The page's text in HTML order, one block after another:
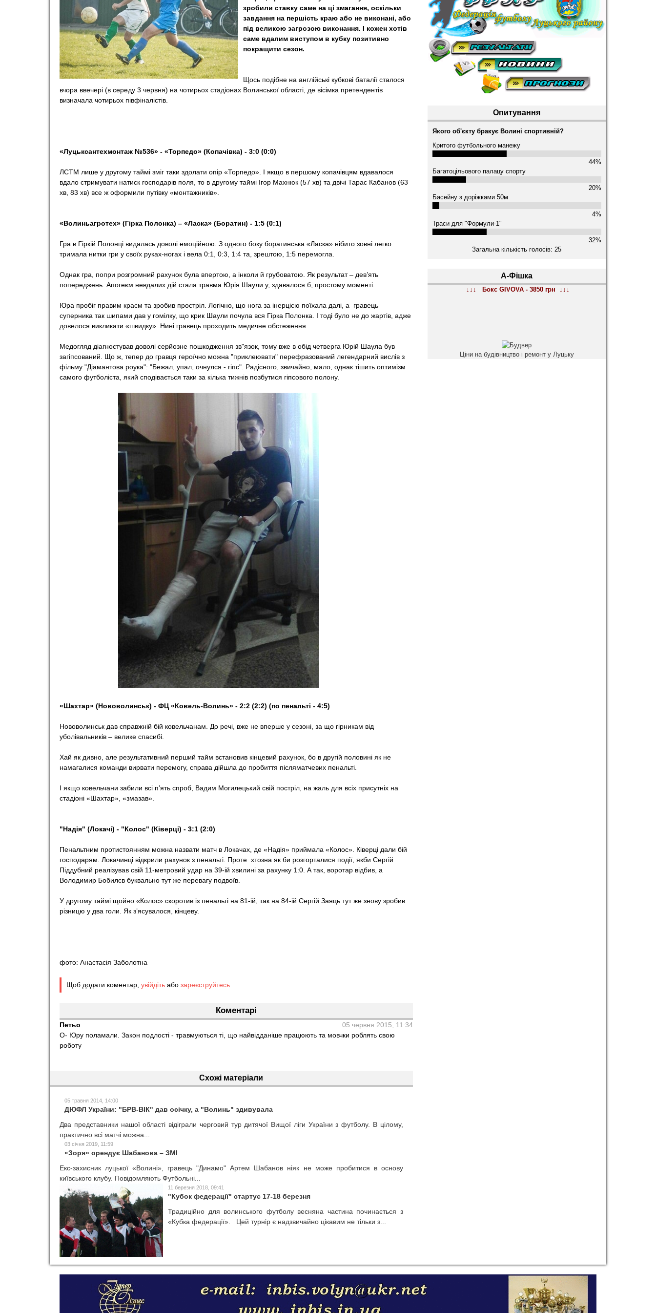
r
t
зробили ставку саме на ці змагання, оскільки
завдання на першість краю або не виконані, або
під великою загрозою виконання. І кожен хотів
саме вдалим виступом в кубку позитивно
покращити сезон.
Щось подібне на англійські кубкові баталії сталося
вчора ввечері (в середу 3 червня) на чотирьох стадіонах Волинської області, де вісімка претендентів
визначала чотирьох півфіналістів.
«Луцьксантехмонтаж №536» - «Торпедо» (Копачівка) - 3:0 (0:0)
ЛСТМ лише у другому таймі зміг таки здолати опір «Торпедо». І якщо в першому копачівцям вдавалося
вдало стримувати натиск господарів поля, то в другому таймі Ігор Махнюк (57 хв) та двічі Тарас Кабанов (63
хв, 83 хв) все ж оформили путівку «монтажників».
«Волиньагротех» (Гірка Полонка) – «Ласка» (Боратин) - 1:5 (0:1)
Гра в Гіркій Полонці видалась доволі емоційною. З одного боку боратинська «Ласка» нібито зовні легко
тримала нитки гри у своїх руках-ногах і вела 0:1, 0:3, 1:4 та, зрештою, 1:5 перемогла.
Однак гра, попри розгромний рахунок була впертою, а інколи й грубоватою. Як результат – дев’ять
попереджень. Апогеєм невдалих дій стала травма Юрія Шаули у, здавалося б, простому моменті.
Юра пробіг правим краєм та зробив простріл. Логічно, що нога за інерцією поїхала далі, а гравець
суперника так шипами дав у гомілку, що крик Шаули почула вся Гірка Полонка. І тоді було не до жартів, адже
довелося викликати «швидку». Нині гравець проходить медичне обстеження.
Медогляд діагностував доволі серйозне пошкодження зв"язок, тому вже в обід четверга Юрій Шаула був
загіпсований. Що ж, тепер до гравця героїчно можна "приклеювати" перефразований легендарний вислів з
фільму "Діамантова роука": "Бежал, упал, очнулся - гіпс". Радісного, звичайно, мало, однак тішить оптимізм
самого футболіста, який сподівається таки за кілька тижнів позбутися гіпсового полону.
«Шахтар» (Нововолинськ) - ФЦ «Ковель-Волинь» - 2:2 (2:2) (по пенальті - 4:5)
Нововолинськ дав справжній бій ковельчанам. До речі, вже не вперше у сезоні, за що гірникам від
уболівальників – велике спасибі.
Хай як дивно, але результативний перший тайм встановив кінцевий рахунок, бо в другій половині як не
намагалися команди вирвати перемогу, справа дійшла до пробиття післяматчевих пенальті.
І якщо ковельчани забили всі п’ять спроб, Вадим Могилецький свій постріл, на жаль для всіх присутніх на
стадіоні «Шахтар», «змазав».
"Надія" (Локачі) - "Колос" (Ківерці) - 3:1 (2:0)
Пенальтним протистоянням можна назвати матч в Локачах, де «Надія» приймала «Колос». Ківерці дали бій
господарям. Локачинці відкрили рахунок з пенальті. Проте хтозна як би розгорталися події, якби Сергій
Піддубний реалізував свій 11-метровий удар на 39-ій хвилині за рахунку 1:0. А так, воротар відбив, а
Володимир Бобилєв буквально тут же перевагу подвоїв.
У другому таймі щойно «Колос» скоротив із пенальті на 81-ій, так на 84-ій Сергій Заяць тут же знову зробив
різницю у два голи. Як з’ясувалося, кінцеву.
фото: Анастасія Заболотна
Щоб додати коментар, увійдіть або зареєструйтесь
Коментарі
Петьо
05 червня 2015, 11:34
О- Юру поламали. Закон подлості - травмуються ті, що найвідданіше працюють та мовчки роблять свою
роботу
Схожі матеріали
05 травня 2014, 14:00
ДЮФЛ України: "БРВ-ВІК" дав осічку, а "Волинь" здивувала
Два представники нашої області відіграли черговий тур дитячої Вищої ліги України з футболу. В цілому,
практично всі матчі можна...
03 січня 2019, 11:59
«Зоря» орендує Шабанова – ЗМІ
Екс-захисник луцької «Волині», гравець "Динамо" Артем Шабанов ніяк не може пробитися в основу
київського клубу. Повідомляють Футбольні...
11 березня 2018, 09:41
"Кубок федерації" стартує 17-18 березня
Традиційно для волинського футболу весняна частина починається з
«Кубка федерації». Цей турнір є надзвичайно цікавим не тільки з...
Опитування
Якого об'єкту бракує Волині спортивній?
Критого футбольного манежу
44%
Багатоцільового палацу спорту
20%
Басейну з доріжками 50м
4%
Траси для "Формули-1"
32%
Загальна кількість голосів: 25
А-Фішка
↓↓↓ Бокс GIVOVA - 3850 грн ↓↓↓
Ціни на будівництво і ремонт у Луцьку